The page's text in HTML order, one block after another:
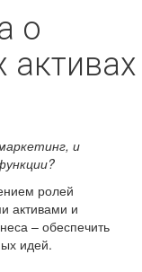
о
активах
и
ролей
активами и
– обеспечить
идей.